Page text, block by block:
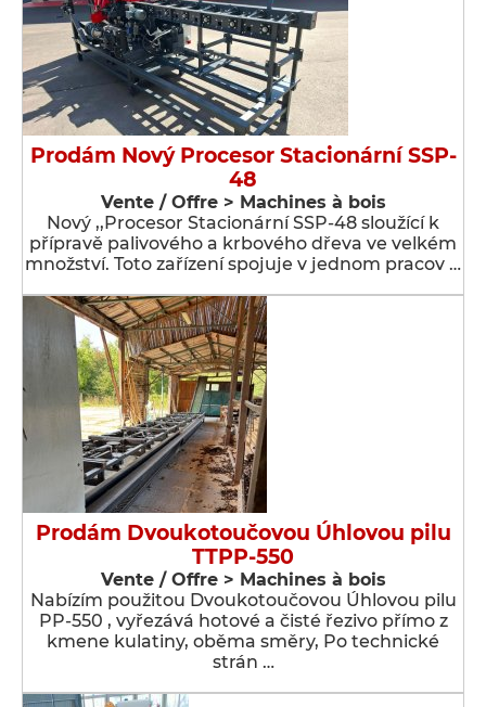
Prodám Nový Procesor Stacionární SSP-
48
Vente / Offre > Machines à bois
Nový ,,Procesor Stacionární SSP-48 sloužící k
přípravě palivového a krbového dřeva ve velkém
množství. Toto zařízení spojuje v jednom pracov …
Prodám Dvoukotoučovou Úhlovou pilu
TTPP-550
Vente / Offre > Machines à bois
Nabízím použitou Dvoukotoučovou Úhlovou pilu
PP-550 , vyřezává hotové a čisté řezivo přímo z
kmene kulatiny, oběma směry, Po technické
strán …